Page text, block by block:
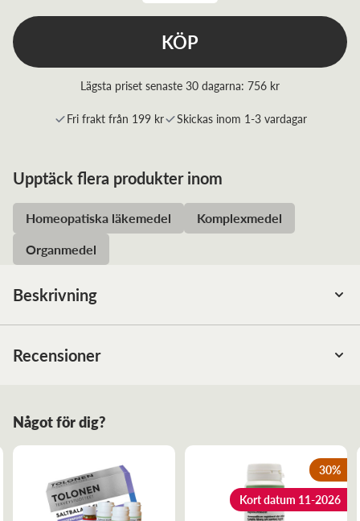
KÖP
Lägsta priset senaste 30 dagarna: 756 kr
Fri frakt från 199 kr Skickas inom 1-3 vardagar
Upptäck flera produkter inom
Homeopatiska läkemedel
Komplexmedel
Organmedel
Beskrivning
2st.NUX VOMICA Alfaplex
Recensioner
Något för dig?
30%
Kort datum 11-2026